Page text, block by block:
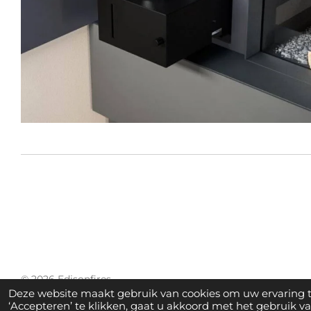
Deze website maakt gebruik van cookies om uw
‘Accepteren’ te klikken, gaat u akkoord met het gebruik
© 2026 Edisonfires